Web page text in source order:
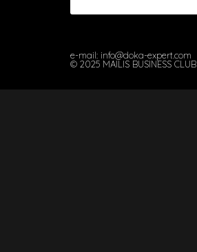
e-mail: info@doka-expert.com
© 2025 MAILIS BUSINESS CLUB